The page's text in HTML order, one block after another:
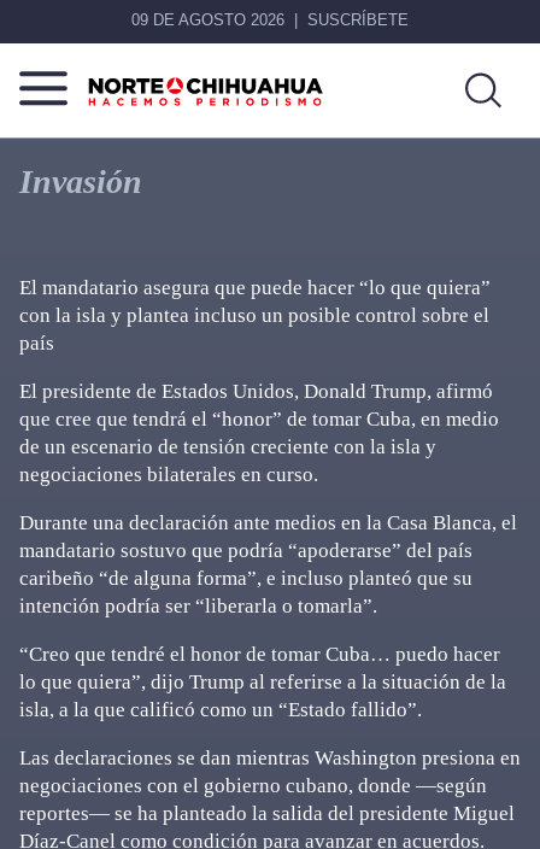
09 DE AGOSTO 2026 SUSCRÍBETE
Norte
De
Chihuahua
Más
que
noticias,
Invasión
El mandatario asegura que puede hacer “lo que quiera”
con la isla y plantea incluso un posible control sobre el
país
El presidente de Estados Unidos, Donald Trump, afirmó
que cree que tendrá el “honor” de tomar Cuba, en medio
de un escenario de tensión creciente con la isla y
negociaciones bilaterales en curso.
Durante una declaración ante medios en la Casa Blanca, el
mandatario sostuvo que podría “apoderarse” del país
caribeño “de alguna forma”, e incluso planteó que su
intención podría ser “liberarla o tomarla”.
“Creo que tendré el honor de tomar Cuba… puedo hacer
lo que quiera”, dijo Trump al referirse a la situación de la
isla, a la que calificó como un “Estado fallido”.
Las declaraciones se dan mientras Washington presiona en
negociaciones con el gobierno cubano, donde —según
reportes— se ha planteado la salida del presidente Miguel
Díaz-Canel como condición para avanzar en acuerdos.